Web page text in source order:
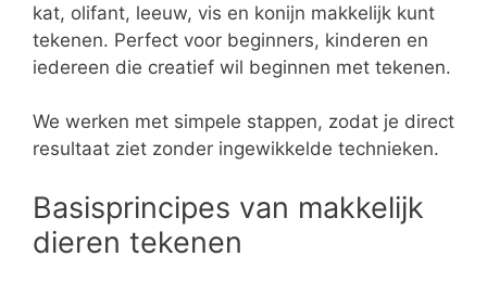
kat, olifant, leeuw, vis en konijn makkelijk kunt
tekenen. Perfect voor beginners, kinderen en
iedereen die creatief wil beginnen met tekenen.
We werken met simpele stappen, zodat je direct
resultaat ziet zonder ingewikkelde technieken.
Basisprincipes van makkelijk
dieren tekenen